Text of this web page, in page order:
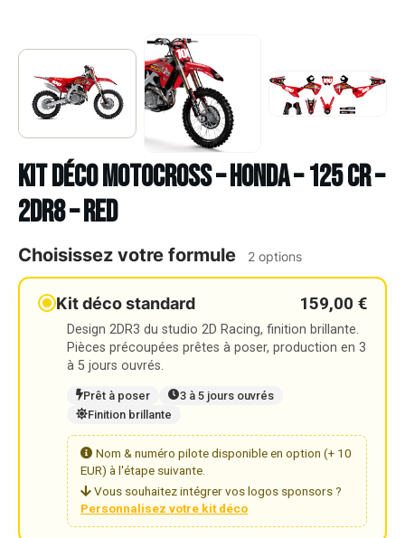
Kit déco Motocross – HONDA – 125 CR –
2DR8 – RED
Choisissez votre formule 2 options
Kit déco standard 159,00 €
Design 2DR3 du studio 2D Racing, finition brillante.
Pièces précoupées prêtes à poser, production en 3
à 5 jours ouvrés.
Prêt à poser
3 à 5 jours ouvrés
Finition brillante
Nom & numéro pilote disponible en option (+ 10
EUR) à l'étape suivante.
Vous souhaitez intégrer vos logos sponsors ?
Personnalisez votre kit déco